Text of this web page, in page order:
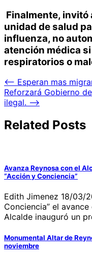
Finalmente, invitó
unidad de salud
influenza, no
atención médica
respiratorios o
Navegación
de
⟵ Esperan mas
Reforzará Gobierno
ilegal. ⟶
Related Posts
Avanza Reynosa con el
“Acción y Conciencia”
Edith Jimenez 18/03/
Conciencia” el
Alcalde inauguró un
Monumental Altar de
noviembre